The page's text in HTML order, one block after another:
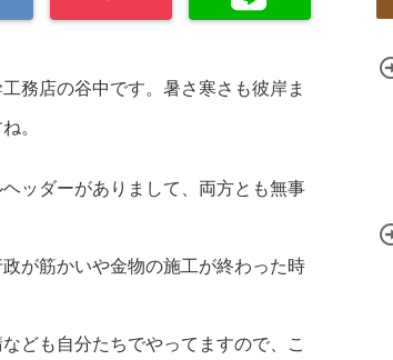
務店の谷中です。暑さ寒さも彼岸ま
。
ッダーがありまして、両方とも無事
が筋かいや金物の施工が終わった時
ども自分たちでやってますので、こ